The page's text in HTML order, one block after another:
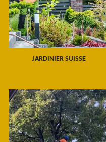
JARDINIER SUISSE